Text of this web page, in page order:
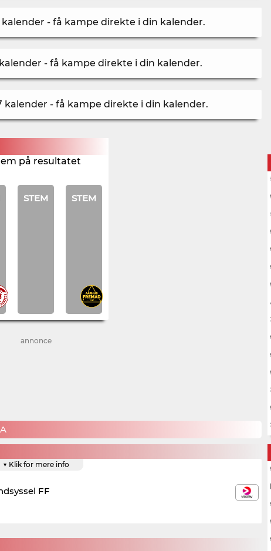
kalender - få kampe direkte i din kalender.
- få kampe direkte i din kalender.
kalender - få kampe direkte i din kalender.
på resultatet
STEM STEM
annonce
▼ Klik for mere info
FF